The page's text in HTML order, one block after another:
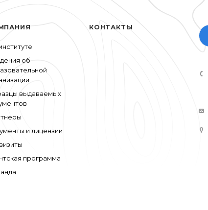
об
выдаваемых
и лицензии
программа
КОНТАКТЫ